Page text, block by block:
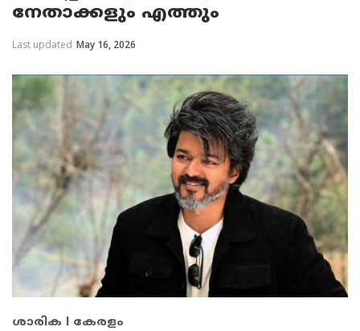
നേതാക്കളും എത്തും
Last updated May 16, 2026
ശാരിക l കേരളം